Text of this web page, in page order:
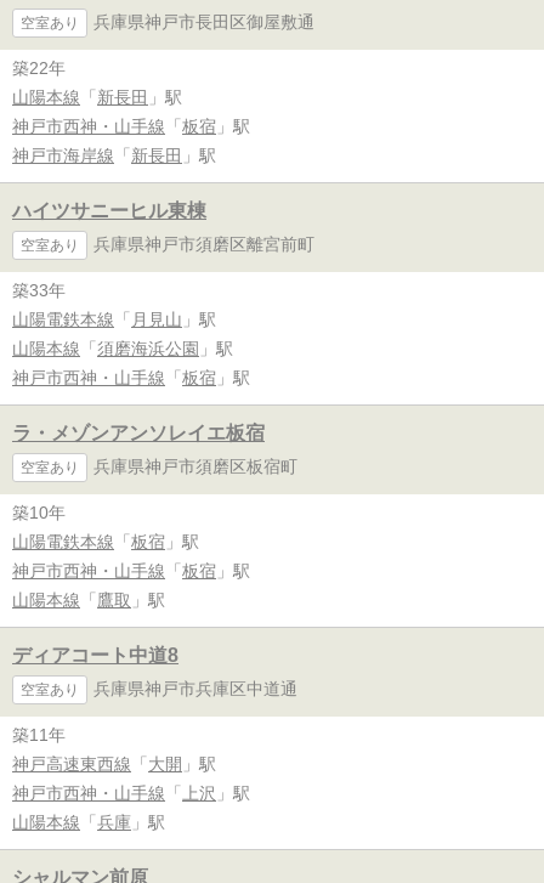
空室あり 兵庫県神戸市長田区御屋敷通
築22年
山陽本線 「 新長田 」駅
神戸市西神・山手線 「 板宿 」駅
神戸市海岸線 「 新長田 」駅
ハイツサニーヒル東棟
空室あり 兵庫県神戸市須磨区離宮前町
築33年
山陽電鉄本線 「 月見山 」駅
山陽本線 「 須磨海浜公園 」駅
神戸市西神・山手線 「 板宿 」駅
ラ・メゾンアンソレイエ板宿
空室あり 兵庫県神戸市須磨区板宿町
築10年
山陽電鉄本線 「 板宿 」駅
神戸市西神・山手線 「 板宿 」駅
山陽本線 「 鷹取 」駅
ディアコート中道8
空室あり 兵庫県神戸市兵庫区中道通
築11年
神戸高速東西線 「 大開 」駅
神戸市西神・山手線 「 上沢 」駅
山陽本線 「 兵庫 」駅
シャルマン前原